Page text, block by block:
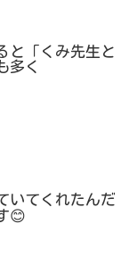
と「くみ先生と
多く
いてくれたんだ
😊